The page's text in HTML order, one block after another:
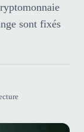
sont fixés